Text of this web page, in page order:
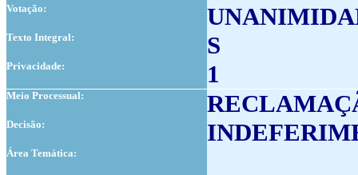
Votação:
Texto Integral: S
Privacidade: 1
Meio Processual:
Decisão:
Área Temática: